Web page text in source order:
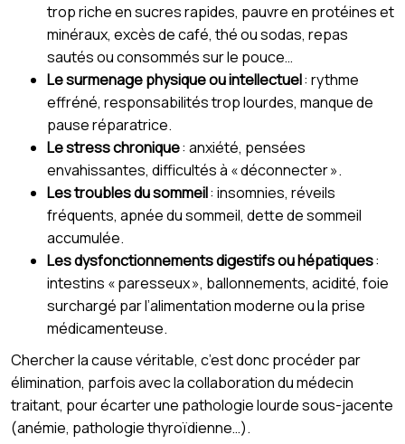
trop riche en sucres rapides, pauvre en protéines et
minéraux, excès de café, thé ou sodas, repas
sautés ou consommés sur le pouce…
Le surmenage physique ou intellectuel: rythme
effréné, responsabilités trop lourdes, manque de
pause réparatrice.
Le stress chronique: anxiété, pensées
envahissantes, difficultés à « déconnecter ».
Les troubles du sommeil: insomnies, réveils
fréquents, apnée du sommeil, dette de sommeil
accumulée.
Les dysfonctionnements digestifs ou hépatiques:
intestins « paresseux », ballonnements, acidité, foie
surchargé par l’alimentation moderne ou la prise
médicamenteuse.
Chercher la cause véritable, c’est donc procéder par
élimination, parfois avec la collaboration du médecin
traitant, pour écarter une pathologie lourde sous-jacente
(anémie, pathologie thyroïdienne…).